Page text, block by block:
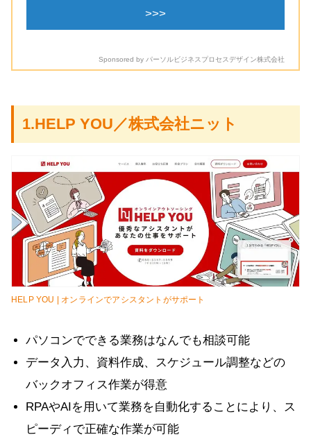
>>>
Sponsored by パーソルビジネスプロセスデザイン株式会社
1.HELP YOU／株式会社ニット
HELP YOU | オンラインでアシスタントがサポート
パソコンでできる業務はなんでも相談可能
データ入力、資料作成、スケジュール調整などの
バックオフィス作業が得意
RPAやAIを用いて業務を自動化することにより、ス
ピーディで正確な作業が可能